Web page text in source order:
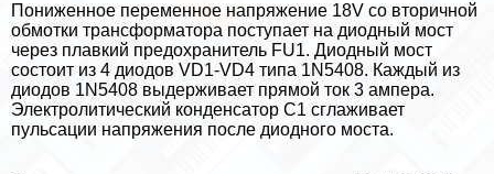
Пониженное переменное напряжение 18V со вторичной
обмотки трaнcформатора поступает на диодный мост
через плавкий пpeдoxpaнитель FU1. Диодный мост
состоит из 4 диодов VD1-VD4 типа 1N5408. Каждый из
диодов 1N5408 выдерживает прямой ток 3 ампера.
Электролитический конденсатор C1 сглаживает
пульсации напряжения после диодного моста.